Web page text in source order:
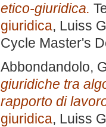
etico-giuridica.
giuridica, Luiss
Cycle Master's
Abbondandolo,
giuridiche tra
rapporto di
giuridica, Luiss